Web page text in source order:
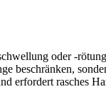
oder -
beschränken,
erfordert rasches